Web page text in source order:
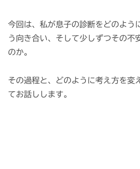
今回は、私が息子の診断をどのよう
う向き合い、そして少しずつその不
のか。
その過程と、どのように考え方を変
てお話しします。